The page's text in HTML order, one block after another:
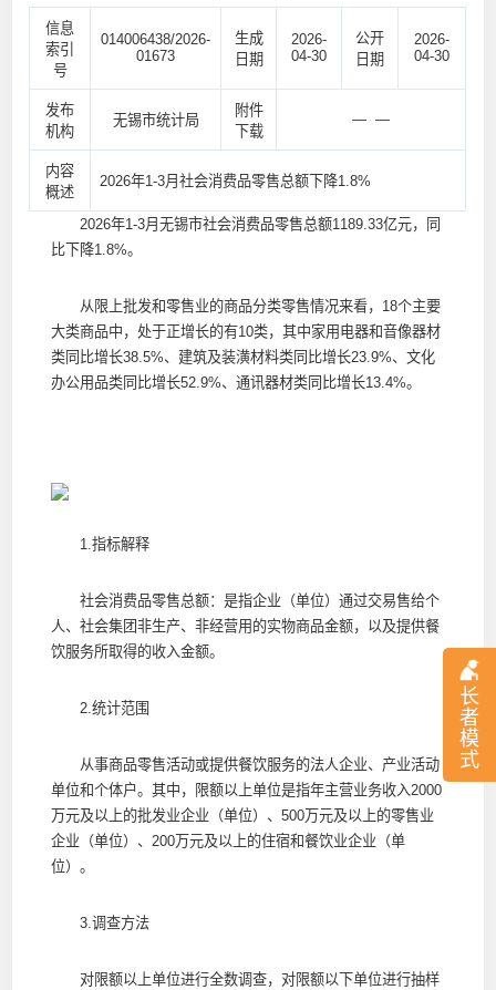
长
者
模
式
信息
索引
号
014006438/2026-
01673
生成
日期
2026-
04-30
公开
日期
2026-
04-30
发布
机构
无锡市统计局
附件
下载
— —
内容
概述
2026年1-3月社会消费品零售总额下降1.8%
2026年1-3月无锡市社会消费品零售总额1189.33亿元，同
比下降1.8%。
从限上批发和零售业的商品分类零售情况来看，18个主要
大类商品中，处于正增长的有10类，其中家用电器和音像器材
类同比增长38.5%、建筑及装潢材料类同比增长23.9%、文化
办公用品类同比增长52.9%、通讯器材类同比增长13.4%。
1.指标解释
社会消费品零售总额：是指企业（单位）通过交易售给个
人、社会集团非生产、非经营用的实物商品金额，以及提供餐
饮服务所取得的收入金额。
2.统计范围
从事商品零售活动或提供餐饮服务的法人企业、产业活动
单位和个体户。其中，限额以上单位是指年主营业务收入2000
万元及以上的批发业企业（单位）、500万元及以上的零售业
企业（单位）、200万元及以上的住宿和餐饮业企业（单
位）。
3.调查方法
对限额以上单位进行全数调查，对限额以下单位进行抽样